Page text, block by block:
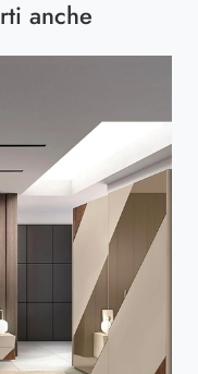
anche